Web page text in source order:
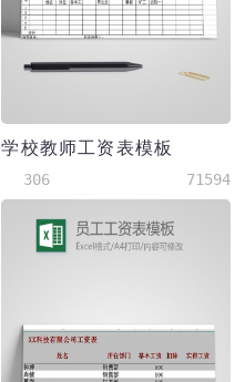
学校教师工资表模板
306 71594